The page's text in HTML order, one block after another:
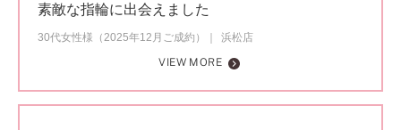
素敵な指輪に出会えました
30代女性様（2025年12月ご成約）
浜松店
VIEW MORE